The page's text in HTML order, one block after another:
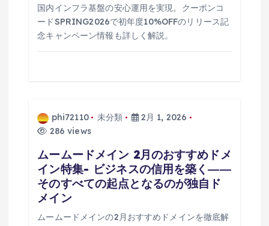
国内インフラ基盤の安心運用を実現。クーポンコ
ードSPRING2026で初年度10%OFFのリリース記
念キャンペーン情報も詳しく解説。
phi72110 未分類
2月 1, 2026
286 views
ムームードメイン 2月のおすすめドメ
イン特集- ビジネスの信用を築く――
そのすべての起点となるのが独自ド
メイン
ムームードメインの2月おすすめドメインを徹底解